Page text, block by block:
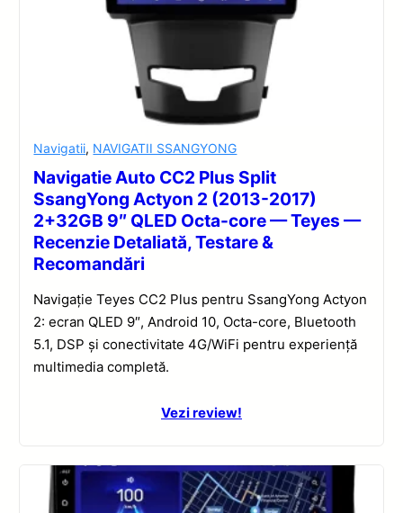
Navigatii, NAVIGATII SSANGYONG
Navigatie Auto CC2 Plus Split
SsangYong Actyon 2 (2013-2017)
2+32GB 9″ QLED Octa-core — Teyes —
Recenzie Detaliată, Testare &
Recomandări
Navigație Teyes CC2 Plus pentru SsangYong Actyon
2: ecran QLED 9″, Android 10, Octa-core, Bluetooth
5.1, DSP și conectivitate 4G/WiFi pentru experiență
multimedia completă.
Vezi review!